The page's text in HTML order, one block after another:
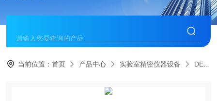
当前位置：首页 产品中心 实验室精密仪器设备 DENSOKU电测